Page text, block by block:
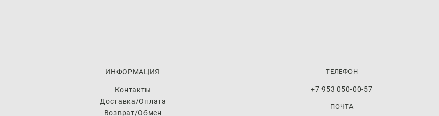
ИНФОРМАЦИЯ
Контакты
Доставка/Оплата
Возврат/Обмен
ТЕЛЕФОН
+7 953 050-00-57
ПОЧТА